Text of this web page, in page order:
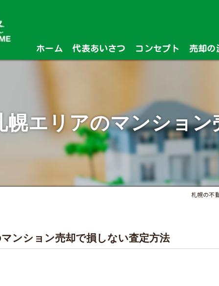
ホーム 代表あいさつ コンセプト 売却の
幌エリアのマンショ
札幌の不
ンション売却で損しない査定方法